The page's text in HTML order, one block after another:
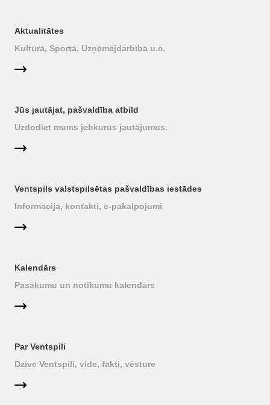
Aktualitātes
Kultūrā, Sportā, Uzņēmējdarbībā u.c.
Jūs jautājat, pašvaldība atbild
Uzdodiet mums jebkurus jautājumus.
Ventspils valstspilsētas pašvaldības iestādes
Informācija, kontakti, e-pakalpojumi
Kalendārs
Pasākumu un notikumu kalendārs
Par Ventspili
Dzīve Ventspilī, vide, fakti, vēsture